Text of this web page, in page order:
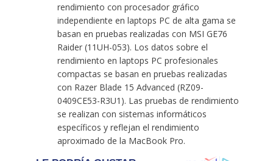
rendimiento con procesador gráfico
independiente en laptops PC de alta gama se
basan en pruebas realizadas con MSI GE76
Raider (11UH-053). Los datos sobre el
rendimiento en laptops PC profesionales
compactas se basan en pruebas realizadas
con Razer Blade 15 Advanced (RZ09-
0409CE53-R3U1). Las pruebas de rendimiento
se realizan con sistemas informáticos
específicos y reflejan el rendimiento
aproximado de la MacBook Pro.